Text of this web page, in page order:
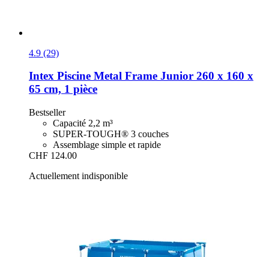
4.9 (29)
Intex Piscine Metal Frame Junior 260 x 160 x
65 cm, 1 pièce
Bestseller
Capacité 2,2 m³
SUPER-TOUGH® 3 couches
Assemblage simple et rapide
CHF 124.00
Actuellement indisponible